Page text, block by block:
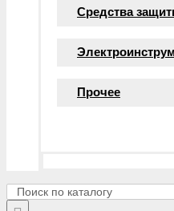
Средства
Прочее